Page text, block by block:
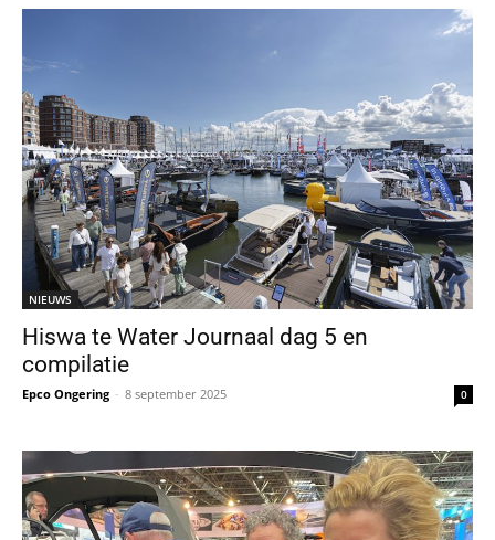
NIEUWS
Hiswa te Water Journaal dag 5 en
compilatie
Epco Ongering - 8 september 2025 0